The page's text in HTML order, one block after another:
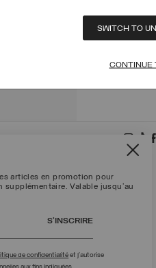
articles en promotion pour
supplémentaire. Valable jusqu'au
S’INSCRIRE
de confidentialitéet j’autorise
SWITCH TO
CONTINUE